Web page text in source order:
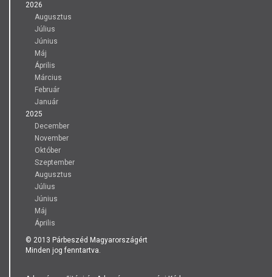
2026
Augusztus
Július
Június
Máj
Április
Március
Február
Január
2025
December
November
Október
Szeptember
Augusztus
Július
Június
Máj
Április
© 2013 Párbeszéd Magyarországért
Minden jog fenntartva.